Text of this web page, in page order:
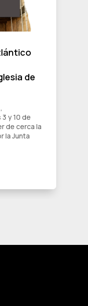
de
y 10 de
de cerca la
la Junta